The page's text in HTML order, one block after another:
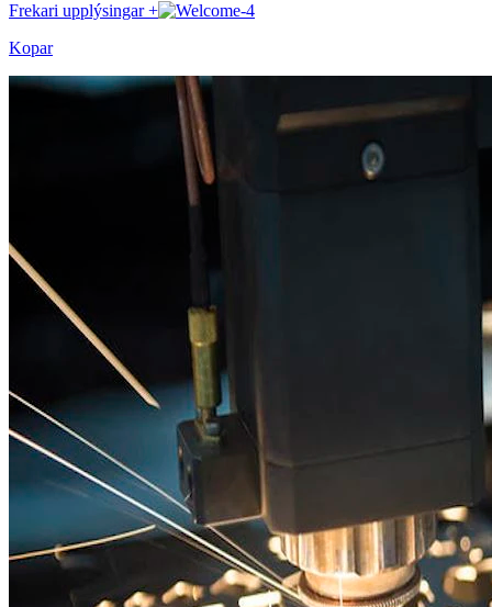
Frekari upplýsingar +
Kopar